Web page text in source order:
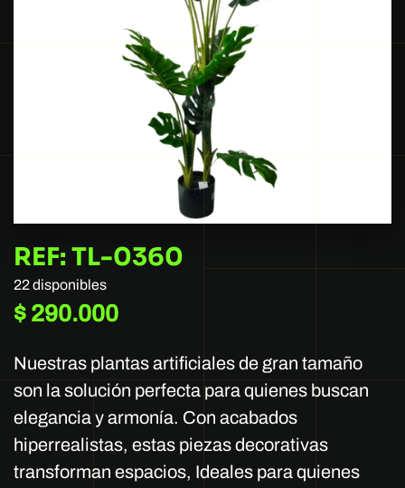
REF: TL-0360
22 disponibles
$ 290.000
Nuestras plantas artificiales de gran tamaño
son la solución perfecta para quienes buscan
elegancia y armonía. Con acabados
hiperrealistas, estas piezas decorativas
transforman espacios, Ideales para quienes